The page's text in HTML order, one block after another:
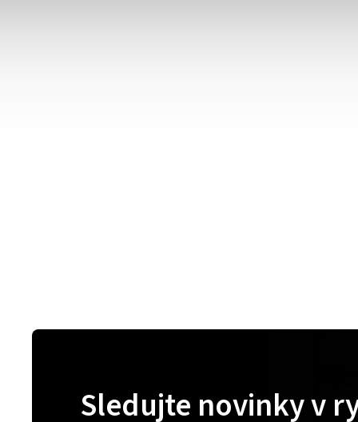
Sledujte novinky v